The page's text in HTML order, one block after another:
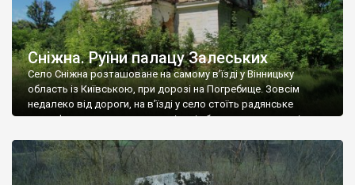
Сніжна. Руїни палацу Залеських
Село Сніжна розташоване на самому в’їзді у Вінницьку
область із Київською, при дорозі на Погребище. Зовсім
недалеко від дороги, на в’їзді у село стоїть радянське
рельєфне пано, яке показує жінку і яблуню, а трохи далі, десь
не видно, але видно дві стареньких колії у траві – […]